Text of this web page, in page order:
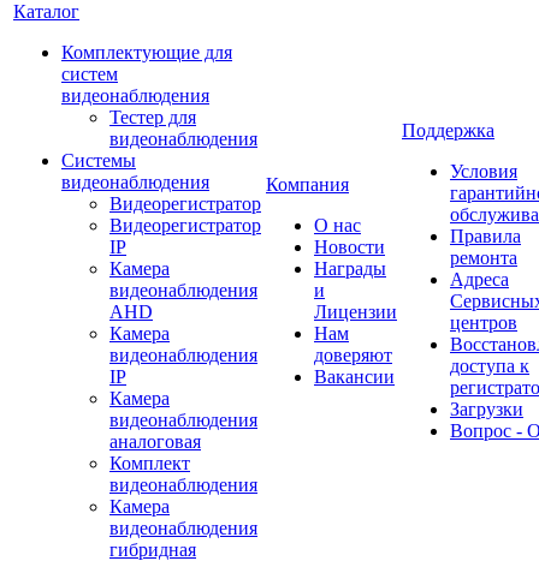
Каталог
Комплектующие для
систем
видеонаблюдения
Тестер для
видеонаблюдения
Системы
видеонаблюдения
Видеорегистратор
Видеорегистратор
IP
Камера
видеонаблюдения
AHD
Камера
видеонаблюдения
IP
Камера
видеонаблюдения
аналоговая
Комплект
видеонаблюдения
Камера
видеонаблюдения
гибридная
Компания
О нас
Новости
Награды
и
Лицензии
Нам
доверяют
Вакансии
Поддержка
Условия
Правила
ремонта
Адреса
центров
доступа к
Загрузки
Вопрос -